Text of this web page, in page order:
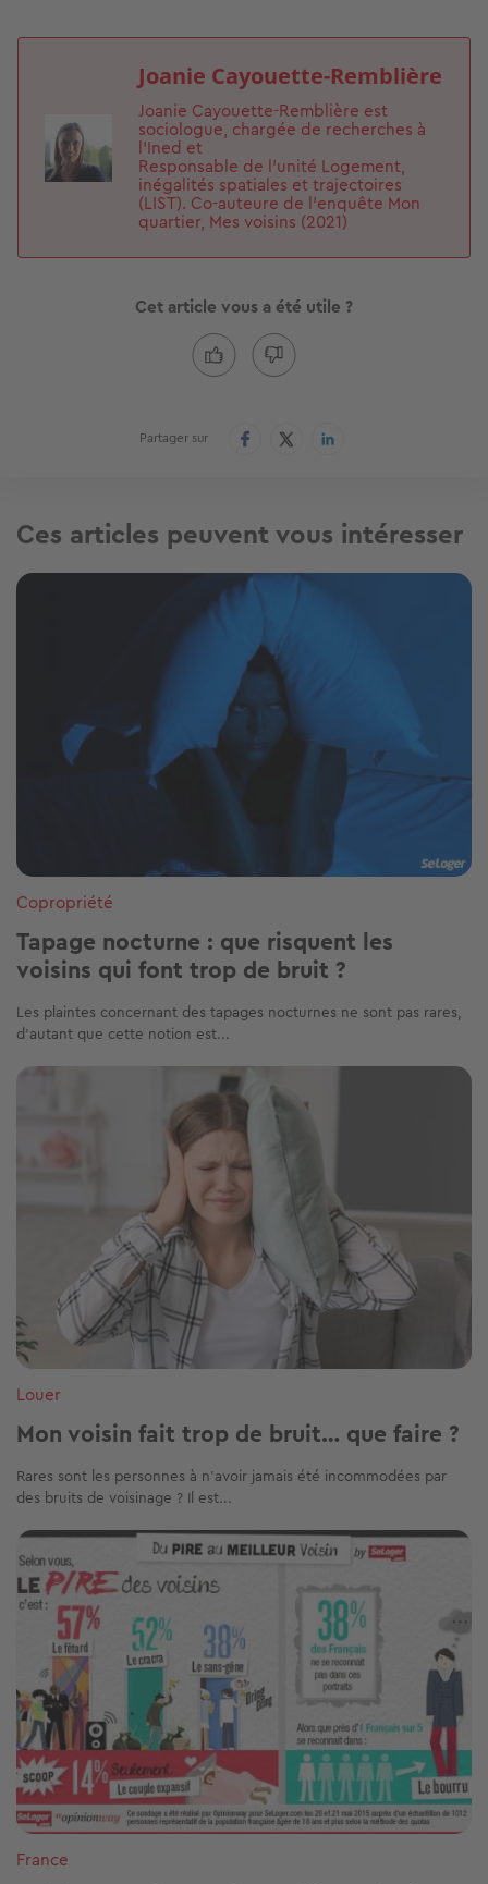
Image
Joanie Cayouette-Remblière
Joanie Cayouette-Remblière est
sociologue, chargée de recherches à
l'Ined et
Responsable de l'unité Logement,
inégalités spatiales et trajectoires
(LIST). Co-auteure de l'enquête Mon
quartier, Mes voisins (2021)
Cet article vous a été utile ?
Partager sur
Ces articles peuvent vous intéresser
Image
Copropriété
Tapage nocturne : que risquent les
voisins qui font trop de bruit ?
Les plaintes concernant des tapages nocturnes ne sont pas rares,
d’autant que cette notion est...
Image
Louer
Mon voisin fait trop de bruit… que faire ?
Rares sont les personnes à n'avoir jamais été incommodées par
des bruits de voisinage ? Il est...
Image
France